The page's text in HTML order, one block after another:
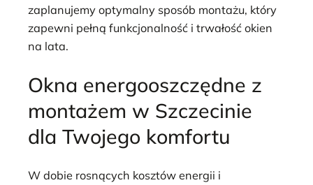
zaplanujemy optymalny sposób montażu, który
zapewni pełną funkcjonalność i trwałość okien
na lata.
Okna energooszczędne z
montażem w Szczecinie
dla Twojego komfortu
W dobie rosnących kosztów energii i